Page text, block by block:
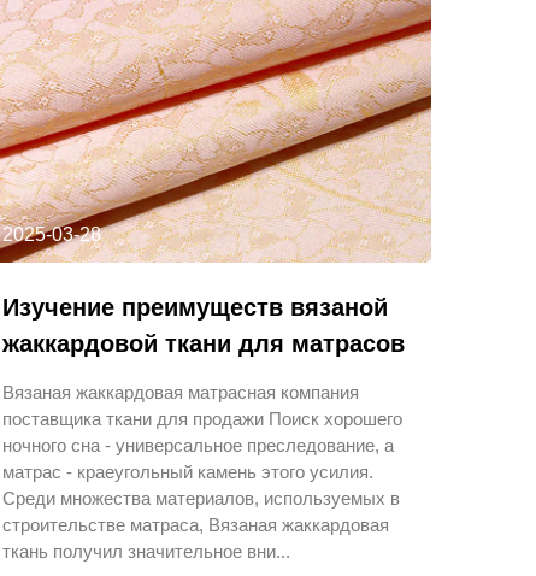
2025-03-28
Изучение преимуществ вязаной
жаккардовой ткани для матрасов
Вязаная жаккардовая матрасная компания
поставщика ткани для продажи Поиск хорошего
ночного сна - универсальное преследование, а
матрас - краеугольный камень этого усилия.
Среди множества материалов, используемых в
строительстве матраса, Вязаная жаккардовая
ткань получил значительное вни...